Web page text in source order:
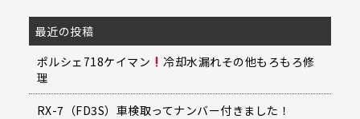
最近の投稿
ポルシェ718ケイマン
冷却水漏れその他もろもろ修
理
RX-7（FD3S）車検取ってナンバー付きました！